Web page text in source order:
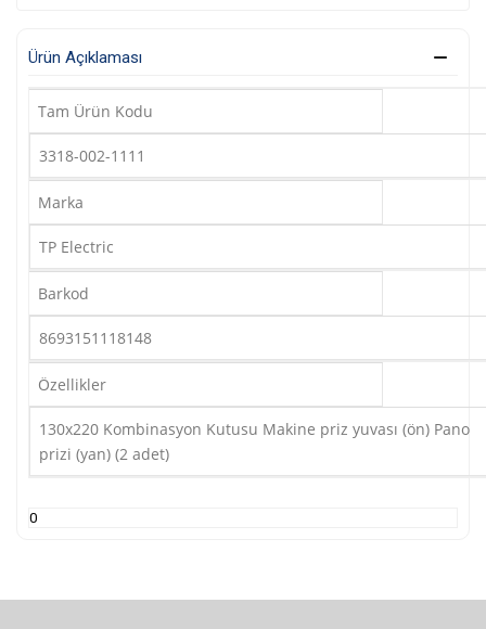
Ürün Açıklaması
Tam Ürün Kodu
3318-002-1111
Marka
TP Electric
Barkod
8693151118148
Özellikler
130x220 Kombinasyon Kutusu Makine priz yuvası (ön) Pano
prizi (yan) (2 adet)
0